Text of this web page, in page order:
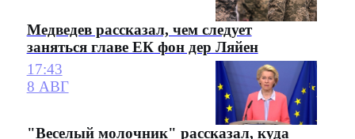
Медведев рассказал, чем следует
заняться главе ЕК фон дер Ляйен
17:43
8 АВГ
"Веселый молочник" рассказал, куда